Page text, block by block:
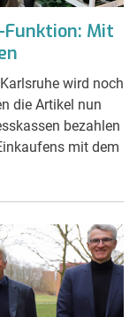
Funktion: Mit
wird noch
die Artikel nun
bezahlen
mit dem